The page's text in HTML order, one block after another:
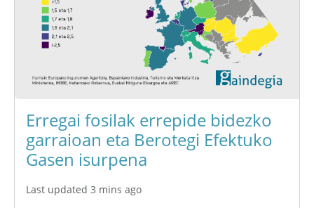
Erregai fosilak errepide bidezko
garraioan eta Berotegi Efektuko
Gasen isurpena
Last updated 3 mins ago